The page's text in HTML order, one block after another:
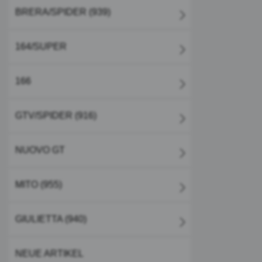
BRERA/SPIDER (939)
164/SUPER
166
GTV/SPIDER (916)
NUOVO GT
MITO (955)
GIULIETTA (940)
NEUE ARTIKEL